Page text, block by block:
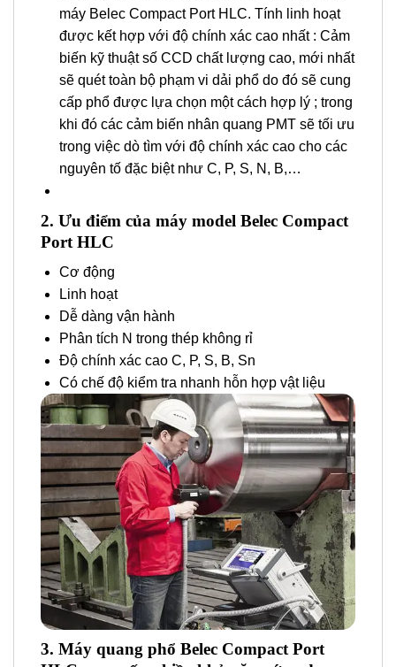
máy Belec Compact Port HLC. Tính linh hoạt
được kết hợp với độ chính xác cao nhất : Cảm
biến kỹ thuật số CCD chất lượng cao, mới nhất
sẽ quét toàn bộ phạm vi dải phổ do đó sẽ cung
cấp phổ được lựa chọn một cách hợp lý ; trong
khi đó các cảm biến nhân quang PMT sẽ tối ưu
trong việc dò tìm với độ chính xác cao cho các
nguyên tố đặc biệt như C, P, S, N, B,…
2. Ưu điểm của máy model Belec Compact
Port HLC
Cơ động
Linh hoạt
Dễ dàng vận hành
Phân tích N trong thép không rỉ
Độ chính xác cao C, P, S, B, Sn
Có chế độ kiểm tra nhanh hỗn hợp vật liệu
3. Máy quang phổ Belec Compact Port